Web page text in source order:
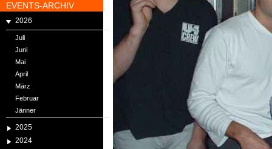
EVENTS-ARCHIV
2026
Juli
Juni
Mai
April
März
Februar
Jänner
2025
2024